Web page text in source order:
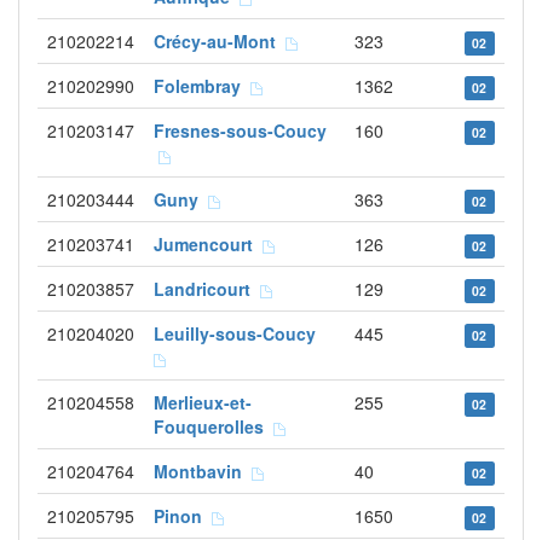
210202214
Crécy-au-Mont 323 02
210202990 Folembray 1362 02
210203147 Fresnes-sous-Coucy 160 02
210203444 Guny 363 02
210203741 Jumencourt 126 02
210203857 Landricourt 129 02
210204020 Leuilly-sous-Coucy 445 02
210204558
Merlieux-et-
Fouquerolles
255 02
210204764 Montbavin 40 02
210205795 Pinon 1650 02